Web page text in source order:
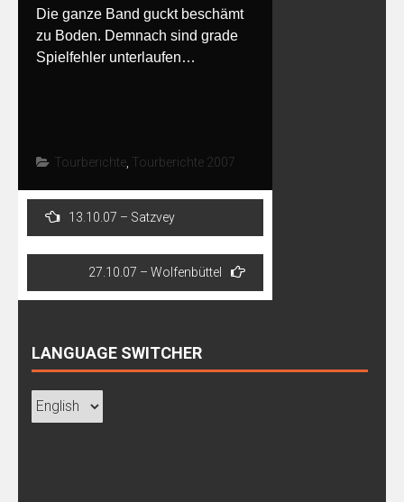
Die ganze Band guckt beschämt
zu Boden. Demnach sind grade
Spielfehler unterlaufen…
Tourberichte Tourberichte 2007
Post
navigation
13.10.07 – Satzvey
27.10.07 – Wolfenbüttel
LANGUAGE SWITCHER